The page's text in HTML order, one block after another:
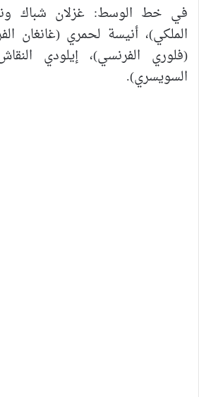
في خط الوسط: غزلان شباك
الملكي)، أنيسة لحمري (غانغان
(فلوري الفرنسي)، إيلودي
السويسري).